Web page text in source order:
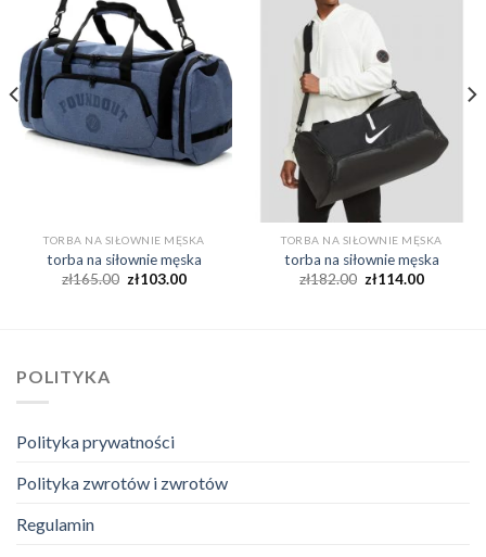
TORBA NA SIŁOWNIE MĘSKA
torba na siłownie męska
zł165.00 zł103.00
TORBA NA SIŁOWNIE MĘSKA
torba na siłownie męska
zł182.00 zł114.00
POLITYKA
Polityka prywatności
Polityka zwrotów i zwrotów
Regulamin